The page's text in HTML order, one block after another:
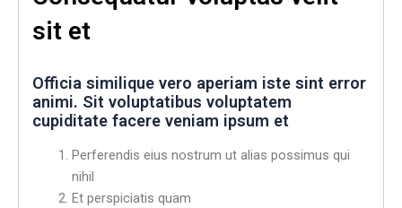
sit et
Officia similique vero aperiam iste sint error
animi. Sit voluptatibus voluptatem
cupiditate facere veniam ipsum et
Perferendis eius nostrum ut alias possimus qui
nihil
Et perspiciatis quam